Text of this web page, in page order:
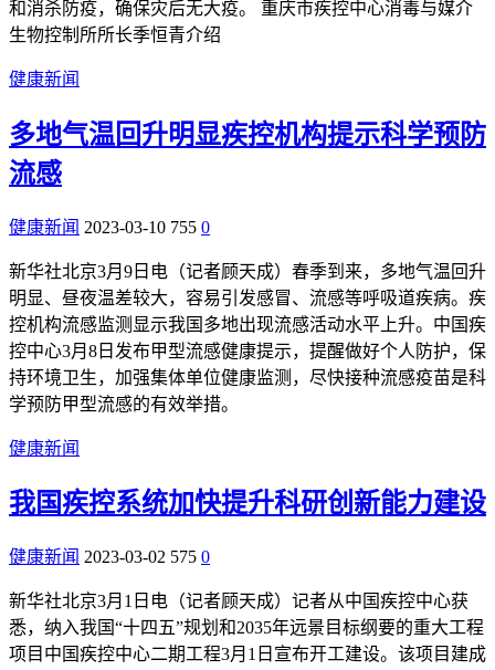
和消杀防疫，确保灾后无大疫。 重庆市疾控中心消毒与媒介
生物控制所所长季恒青介绍
健康新闻
多地气温回升明显疾控机构提示科学预防
流感
健康新闻 2023-03-10 755 0
新华社北京3月9日电（记者顾天成）春季到来，多地气温回升
明显、昼夜温差较大，容易引发感冒、流感等呼吸道疾病。疾
控机构流感监测显示我国多地出现流感活动水平上升。中国疾
控中心3月8日发布甲型流感健康提示，提醒做好个人防护，保
持环境卫生，加强集体单位健康监测，尽快接种流感疫苗是科
学预防甲型流感的有效举措。
健康新闻
我国疾控系统加快提升科研创新能力建设
健康新闻 2023-03-02 575 0
新华社北京3月1日电（记者顾天成）记者从中国疾控中心获
悉，纳入我国“十四五”规划和2035年远景目标纲要的重大工程
项目中国疾控中心二期工程3月1日宣布开工建设。该项目建成